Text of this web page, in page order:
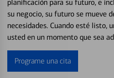
planificación para su futuro, e
su negocio, su futuro se mueve
necesidades. Cuando esté listo,
usted en un momento que sea
Programe una cita